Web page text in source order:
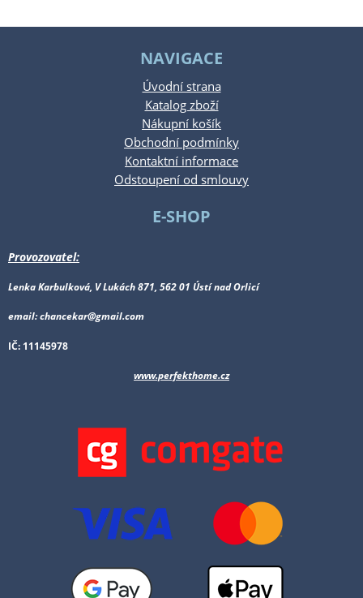
NAVIGACE
Úvodní strana
Katalog zboží
Nákupní košík
Obchodní podmínky
Kontaktní informace
Odstoupení od smlouvy
E-SHOP
Provozovatel:
Lenka Karbulková, V Lukách 871, 562 01 Ústí nad Orlicí
email: chancekar@gmail.com
IČ: 11145978
www.perfekthome.cz